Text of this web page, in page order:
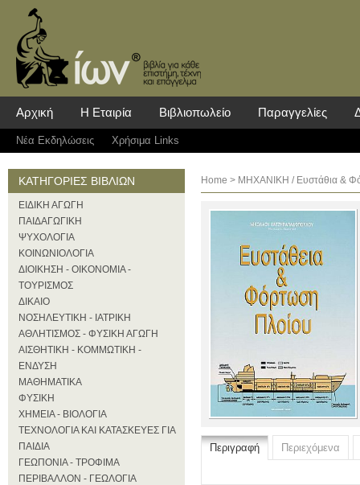
Αρχική Η Εταιρία Βιβλιοπωλείο Παραγγελίες
Νέα Eκδηλώσεις Χρήσιμα Links
ΚΑΤΗΓΟΡΙΕΣ ΒΙΒΛΙΩΝ
ΕΙΔΙΚΗ ΑΓΩΓΗ
ΠΑΙΔΑΓΩΓΙΚΗ
ΨΥΧΟΛΟΓΙΑ
ΚΟΙΝΩΝΙΟΛΟΓΙΑ
ΔΙΟΙΚΗΣΗ - ΟΙΚΟΝΟΜΙΑ -
ΤΟΥΡΙΣΜΟΣ
ΔΙΚΑΙΟ
ΝΟΣΗΛΕΥΤΙΚΗ - ΙΑΤΡΙΚΗ
ΑΘΛΗΤΙΣΜΟΣ - ΦΥΣΙΚΗ ΑΓΩΓΗ
ΑΙΣΘΗΤΙΚΗ - ΚΟΜΜΩΤΙΚΗ -
ΕΝΔΥΣΗ
ΜΑΘΗΜΑΤΙΚΑ
ΦΥΣΙΚΗ
ΧΗΜΕΙΑ - ΒΙΟΛΟΓΙΑ
ΤΕΧΝΟΛΟΓΙΑ ΚΑΙ ΚΑΤΑΣΚΕΥΕΣ ΓΙΑ
ΠΑΙΔΙΑ
ΓΕΩΠΟΝΙΑ - ΤΡΟΦΙΜΑ
ΠΕΡΙΒΑΛΛΟΝ - ΓΕΩΛΟΓΙΑ
Home > ΜΗΧΑΝΙΚΗ / Ευστάθια &
Περιγραφή Περιεχόμενα